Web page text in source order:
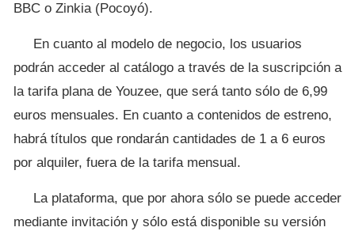
BBC o Zinkia (Pocoyó).
En cuanto al modelo de negocio, los usuarios
podrán acceder al catálogo a través de la suscripción a
la tarifa plana de Youzee, que será tanto sólo de 6,99
euros mensuales. En cuanto a contenidos de estreno,
habrá títulos que rondarán cantidades de 1 a 6 euros
por alquiler, fuera de la tarifa mensual.
La plataforma, que por ahora sólo se puede acceder
mediante invitación y sólo está disponible su versión